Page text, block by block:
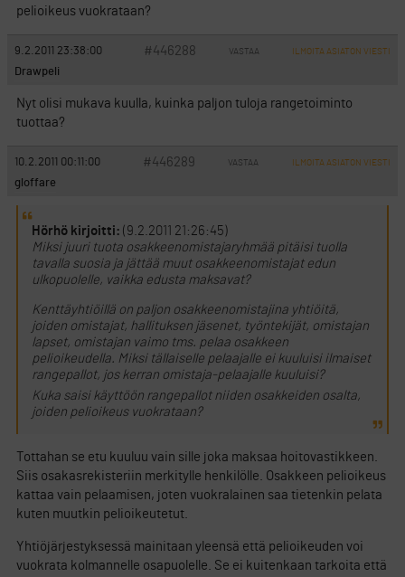
pelioikeus vuokrataan?
9.2.2011 23:38:00 #446288 VASTAA ILMOITA ASIATON VIESTI
Drawpeli
Nyt olisi mukava kuulla, kuinka paljon tuloja rangetoiminto
tuottaa?
10.2.2011 00:11:00 #446289 VASTAA ILMOITA ASIATON VIESTI
gloffare
Hörhö kirjoitti: (9.2.2011 21:26:45)
Miksi juuri tuota osakkeenomistajaryhmää pitäisi tuolla
tavalla suosia ja jättää muut osakkeenomistajat edun
ulkopuolelle, vaikka edusta maksavat?
Kenttäyhtiöillä on paljon osakkeenomistajina yhtiöitä,
joiden omistajat, hallituksen jäsenet, työntekijät, omistajan
lapset, omistajan vaimo tms. pelaa osakkeen
pelioikeudella. Miksi tällaiselle pelaajalle ei kuuluisi ilmaiset
rangepallot, jos kerran omistaja-pelaajalle kuuluisi?
Kuka saisi käyttöön rangepallot niiden osakkeiden osalta,
joiden pelioikeus vuokrataan?
Tottahan se etu kuuluu vain sille joka maksaa hoitovastikkeen.
Siis osakasrekisteriin merkitylle henkilölle. Osakkeen pelioikeus
kattaa vain pelaamisen, joten vuokralainen saa tietenkin pelata
kuten muutkin pelioikeutetut.
Yhtiöjärjestyksessä mainitaan yleensä että pelioikeuden voi
vuokrata kolmannelle osapuolelle. Se ei kuitenkaan tarkoita että